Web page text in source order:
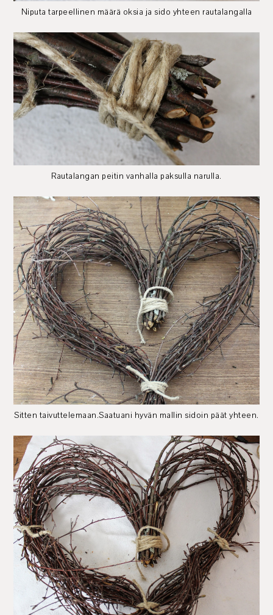
Niputa tarpeellinen määrä oksia ja sido yhteen rautalangalla
Rautalangan peitin vanhalla paksulla narulla.
Sitten taivuttelemaan.Saatuani hyvän mallin sidoin päät yhteen.